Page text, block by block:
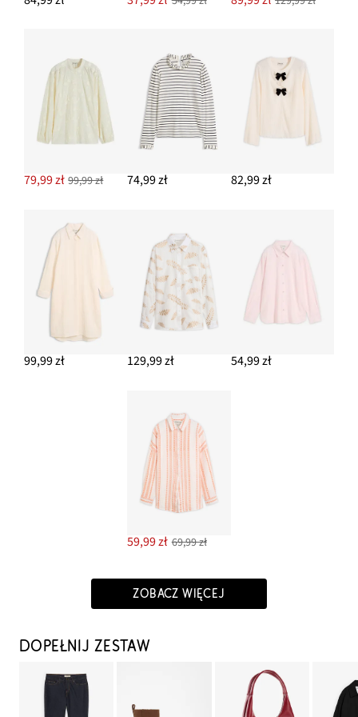
DODAJ DO KOSZYKA
79,99 zł 99,99 zł 74,99 zł 82,99 zł
99,99 zł 129,99 zł 54,99 zł
59,99 zł 69,99 zł
ZOBACZ WIĘCEJ
DOPEŁNIJ ZESTAW